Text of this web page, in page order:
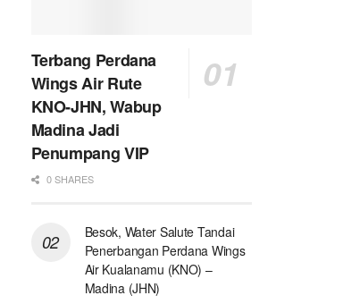
Terbang Perdana
Wings Air Rute
KNO-JHN, Wabup
Madina Jadi
Penumpang VIP
0 SHARES
Besok, Water Salute Tandai
Penerbangan Perdana Wings
Air Kualanamu (KNO) –
Madina (JHN)